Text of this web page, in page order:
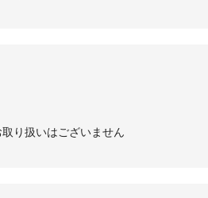
り扱いはございません